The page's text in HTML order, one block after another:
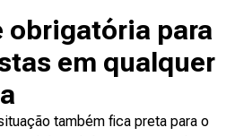
obrigatória para
em qualquer
também fica preta para o